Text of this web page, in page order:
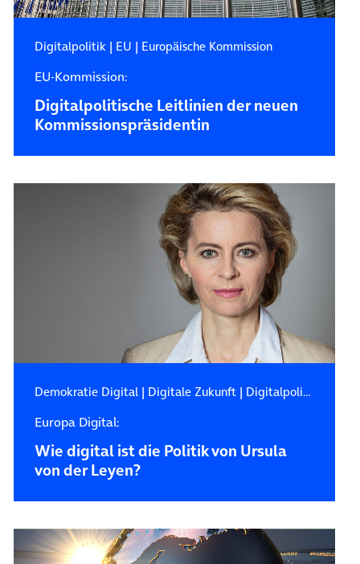
Digitalpolitik| EU | Europäische Kommission
EU-Kommission:
Digitalpolitische Leitlinien der neuen
Kommissionspräsidentin
Demokratie Digital| Digitale Zukunft| Digitalpolitik
Europa Digital:
Wie digital ist die Politik von Ursula
von der Leyen?